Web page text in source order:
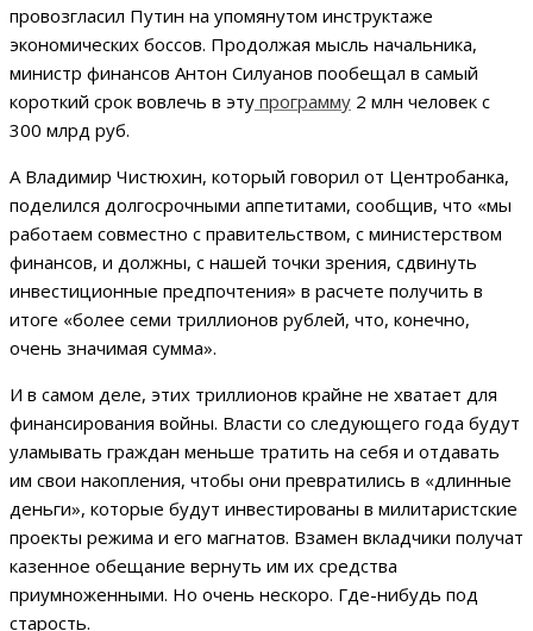
провозгласил Путин на упомянутом инструктаже
экономических боссов. Продолжая мысль начальника,
министр финансов Антон Силуанов пообещал в самый
короткий срок вовлечь в эту программу 2 млн человек с
300 млрд руб.
А Владимир Чистюхин, который говорил от Центробанка,
поделился долгосрочными аппетитами, сообщив, что «мы
работаем совместно с правительством, с министерством
финансов, и должны, с нашей точки зрения, сдвинуть
инвестиционные предпочтения» в расчете получить в
итоге «более семи триллионов рублей, что, конечно,
очень значимая сумма».
И в самом деле, этих триллионов крайне не хватает для
финансирования войны. Власти со следующего года будут
уламывать граждан меньше тратить на себя и отдавать
им свои накопления, чтобы они превратились в «длинные
деньги», которые будут инвестированы в милитаристские
проекты режима и его магнатов. Взамен вкладчики получат
казенное обещание вернуть им их средства
приумноженными. Но очень нескоро. Где-нибудь под
старость.